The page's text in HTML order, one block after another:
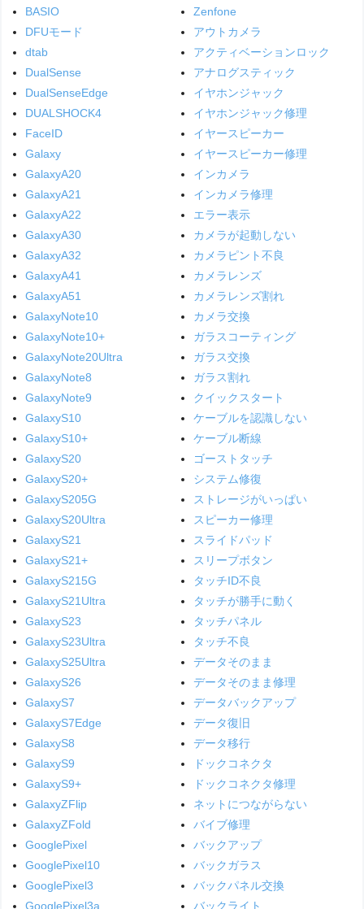
BASIO
DFUモード
dtab
DualSense
DualSenseEdge
DUALSHOCK4
FaceID
Galaxy
GalaxyA20
GalaxyA21
GalaxyA22
GalaxyA30
GalaxyA32
GalaxyA41
GalaxyA51
GalaxyNote10
GalaxyNote10+
GalaxyNote20Ultra
GalaxyNote8
GalaxyNote9
GalaxyS10
GalaxyS10+
GalaxyS20
GalaxyS20+
GalaxyS205G
GalaxyS20Ultra
GalaxyS21
GalaxyS21+
GalaxyS215G
GalaxyS21Ultra
GalaxyS23
GalaxyS23Ultra
GalaxyS25Ultra
GalaxyS26
GalaxyS7
GalaxyS7Edge
GalaxyS8
GalaxyS9
GalaxyS9+
GalaxyZFlip
GalaxyZFold
GooglePixel
GooglePixel10
GooglePixel3
GooglePixel3a
Zenfone
アウトカメラ
アクティベーションロック
アナログスティック
イヤホンジャック
イヤホンジャック修理
イヤースピーカー
イヤースピーカー修理
インカメラ
インカメラ修理
エラー表示
カメラが起動しない
カメラピント不良
カメラレンズ
カメラレンズ割れ
カメラ交換
ガラスコーティング
ガラス交換
ガラス割れ
クイックスタート
ケーブルを認識しない
ケーブル断線
ゴーストタッチ
システム修復
ストレージがいっぱい
スピーカー修理
スライドパッド
スリープボタン
タッチID不良
タッチが勝手に動く
タッチパネル
タッチ不良
データそのまま
データそのまま修理
データバックアップ
データ復旧
データ移行
ドックコネクタ
ドックコネクタ修理
ネットにつながらない
バイブ修理
バックアップ
バックガラス
バックパネル交換
バックライト